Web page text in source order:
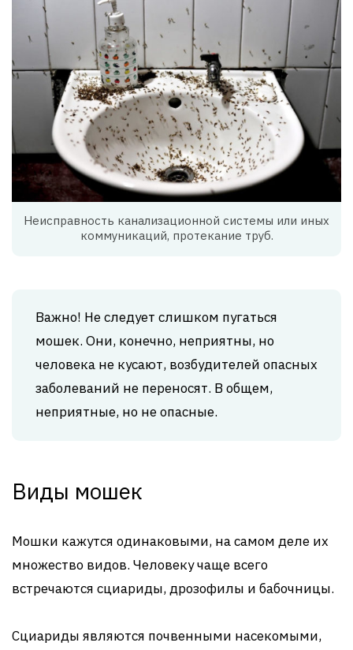
Неисправность канализационной системы или иных
коммуникаций, протекание труб.
Важно! Не следует слишком пугаться
мошек. Они, конечно, неприятны, но
человека не кусают, возбудителей опасных
заболеваний не переносят. В общем,
неприятные, но не опасные.
Виды мошек
Мошки кажутся одинаковыми, на самом деле их
множество видов. Человеку чаще всего
встречаются сциариды, дрозофилы и бабочницы.
Сциариды являются почвенными насекомыми,